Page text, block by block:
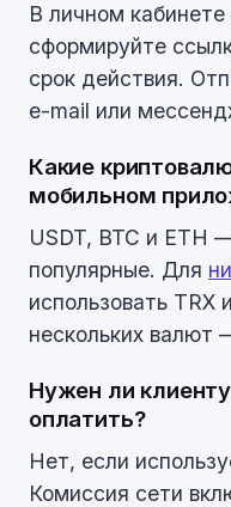
В личном кабинете
сформируйте
срок действия.
e-mail или
Какие
мобильном
USDT, BTC и ETH
популярные. Для
использовать
нескольких валют
Нужен ли
оплатить?
Нет, если
Комиссия сети